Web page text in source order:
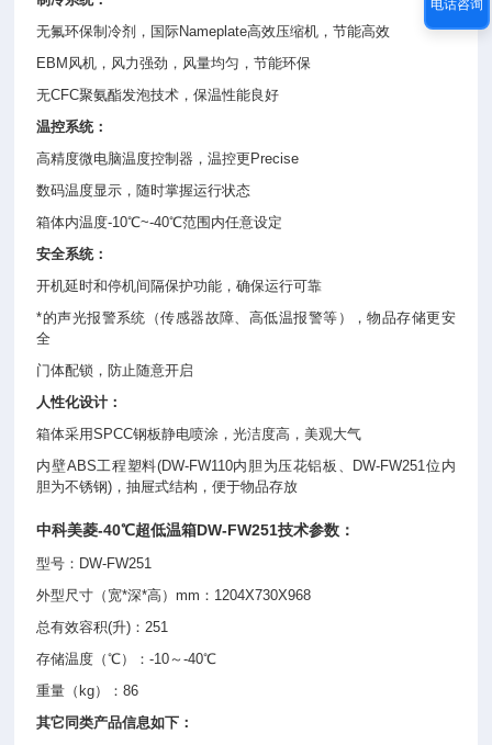
无氟环保制冷剂，国际Nameplate高效压缩机，节能高效
EBM风机，风力强劲，风量均匀，节能环保
无CFC聚氨酯发泡技术，保温性能良好
温控系统：
高精度微电脑温度控制器，温控更Precise
数码温度显示，随时掌握运行状态
箱体内温度-10℃~-40℃范围内任意设定
安全系统：
开机延时和停机间隔保护功能，确保运行可靠
*的声光报警系统（传感器故障、高低温报警等），物品存储更安
全
门体配锁，防止随意开启
人性化设计：
箱体采用SPCC钢板静电喷涂，光洁度高，美观大气
内壁ABS工程塑料(DW-FW110内胆为压花铝板、DW-FW251位内
胆为不锈钢)，抽屉式结构，便于物品存放
中科美菱-40℃超低温箱DW-FW251技术参数：
型号：DW-FW251
外型尺寸（宽*深*高）mm：1204X730X968
总有效容积(升)：251
存储温度（℃）：-10～-40℃
重量（kg）：86
其它同类产品信息如下：
电话咨询